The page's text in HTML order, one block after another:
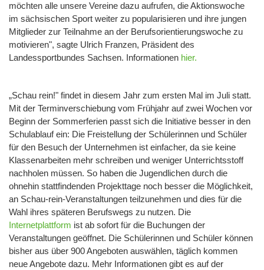
möchten alle unsere Vereine dazu aufrufen, die Aktionswoche
im sächsischen Sport weiter zu popularisieren und ihre jungen
Mitglieder zur Teilnahme an der Berufsorientierungswoche zu
motivieren", sagte Ulrich Franzen, Präsident des
Landessportbundes Sachsen. Informationen hier.
„Schau rein!" findet in diesem Jahr zum ersten Mal im Juli statt.
Mit der Terminverschiebung vom Frühjahr auf zwei Wochen vor
Beginn der Sommerferien passt sich die Initiative besser in den
Schulablauf ein: Die Freistellung der Schülerinnen und Schüler
für den Besuch der Unternehmen ist einfacher, da sie keine
Klassenarbeiten mehr schreiben und weniger Unterrichtsstoff
nachholen müssen. So haben die Jugendlichen durch die
ohnehin stattfindenden Projekttage noch besser die Möglichkeit,
an Schau-rein-Veranstaltungen teilzunehmen und dies für die
Wahl ihres späteren Berufswegs zu nutzen. Die
Internetplattform ist ab sofort für die Buchungen der
Veranstaltungen geöffnet. Die Schülerinnen und Schüler können
bisher aus über 900 Angeboten auswählen, täglich kommen
neue Angebote dazu. Mehr Informationen gibt es auf der